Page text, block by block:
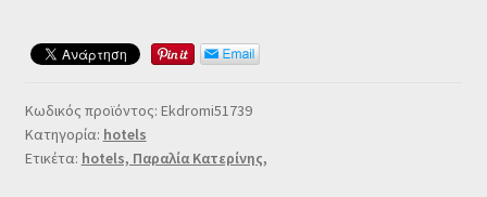
Κωδικός προϊόντος: Ekdromi51739
Κατηγορία: hotels
Ετικέτα: hotels, Παραλία Κατερίνης,